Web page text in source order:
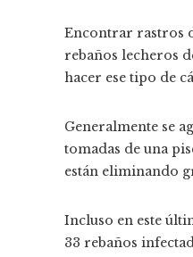
Encontrar rastros
rebaños lecheros
hacer ese tipo de
Generalmente se
tomadas de una
están eliminando
Incluso en este
33 rebaños